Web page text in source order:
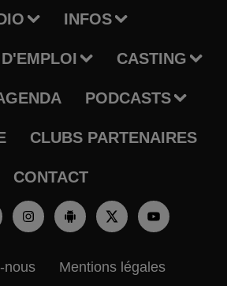
INFOS
CASTING
PODCASTS
CLUBS PARTENAIRES
CONTACT
nous Mentions légales